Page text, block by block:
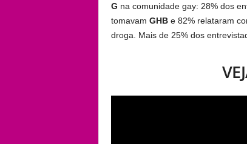
G na comunidade gay: 28% dos
tomavam GHB e 82% relataram
droga. Mais de 25% dos